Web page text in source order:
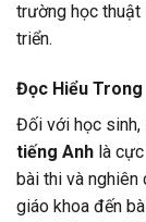
trường học thuật
triển.
Đọc Hiểu
Đối với học sinh,
tiếng Anh là
bài thi và
giáo khoa đến